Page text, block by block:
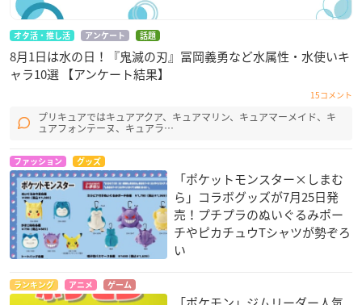
オタ活・推し活 アンケート 話題
8月1日は水の日！『鬼滅の刃』冨岡義勇など水属性・水使いキ
ャラ10選 【アンケート結果】
15コメント
プリキュアではキュアアクア、キュアマリン、キュアマーメイド、キ
ュアフォンテーヌ、キュアラ…
ファッション グッズ
「ポケットモンスター×しまむ
ら」コラボグッズが7月25日発
売！プチプラのぬいぐるみポー
チやピカチュウTシャツが勢ぞろ
い
ランキング アニメ ゲーム